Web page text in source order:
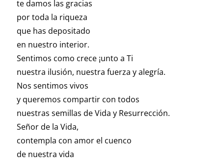
te damos las gracias
por toda la riqueza
que has depositado
en nuestro interior.
Sentimos como crece ¡unto a Ti
nuestra ilusión, nuestra fuerza y alegría.
Nos sentimos vivos
y queremos compartir con todos
nuestras semillas de Vida y Resurrección.
Señor de la Vida,
contempla con amor el cuenco
de nuestra vida